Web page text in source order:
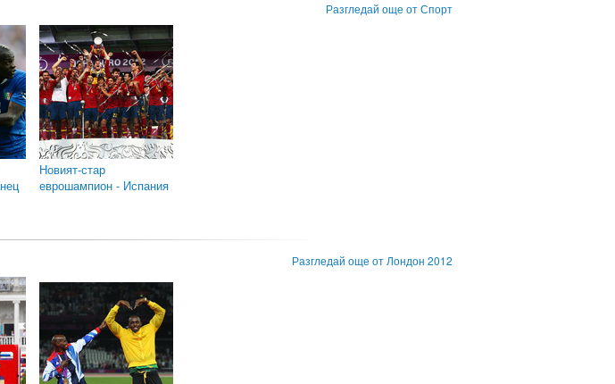
Разгледай още от Спорт
Новият-стар
еврошампион - Испания
Разгледай още от Лондон 2012